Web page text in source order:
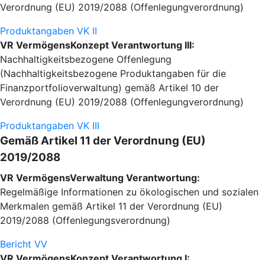
Verordnung (EU) 2019/2088 (Offenlegungverordnung)
Produktangaben VK II
VR VermögensKonzept Verantwortung III:
Nachhaltigkeitsbezogene Offenlegung
(Nachhaltigkeitsbezogene Produktangaben für die
Finanzportfolioverwaltung) gemäß Artikel 10 der
Verordnung (EU) 2019/2088 (Offenlegungverordnung)
Produktangaben VK III
Gemäß Artikel 11 der Verordnung (EU)
2019/2088
VR VermögensVerwaltung Verantwortung:
Regelmäßige Informationen zu ökologischen und sozialen
Merkmalen gemäß Artikel 11 der Verordnung (EU)
2019/2088 (Offenlegungsverordnung)
Bericht VV